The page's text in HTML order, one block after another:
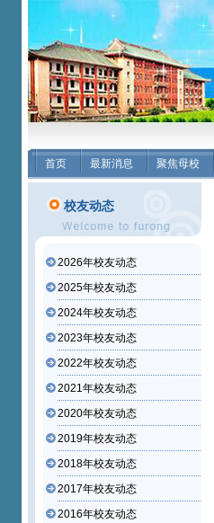
首页 最新消息 聚焦母校
校友动态
2026年校友动态
2025年校友动态
2024年校友动态
2023年校友动态
2022年校友动态
2021年校友动态
2020年校友动态
2019年校友动态
2018年校友动态
2017年校友动态
2016年校友动态